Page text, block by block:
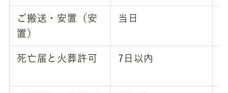
ご搬送・安置（安
置）
当日
死亡届と火葬許可 7日以内